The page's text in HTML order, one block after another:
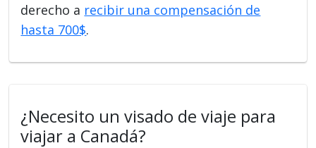
derecho a recibir una compensación de
hasta 700$.
¿Necesito un visado de viaje para
viajar a Canadá?